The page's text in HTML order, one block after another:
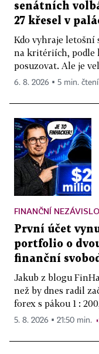
senátních
27 křesel v
Kdo vyhraje letošní
na kritériích, podle
posuzovat. Ale je
6. 8. 2026 ▪ 5 min. čtení
FINANČNÍ
První účet
portfolio o
finanční
Jakub z blogu
než by dnes radil
forex s pákou 1 :
5. 8. 2026 ▪ 21:50 min.